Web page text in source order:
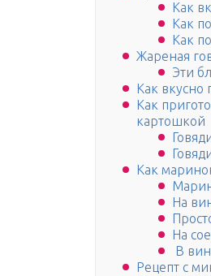
Как
Как
Как
Жареная
Эти
Как вкусно
Как
картошкой
Как
На
На
В
Рецепт с